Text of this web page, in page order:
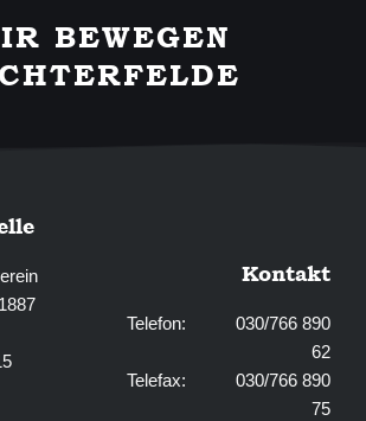
o
o
k
-
g
r
a
m
BEWEGEN
Kontakt
Telefon: 030/766 890
62
Telefax: 030/766 890
75